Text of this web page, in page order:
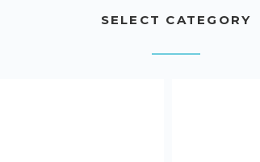
SELECT CATEGORY